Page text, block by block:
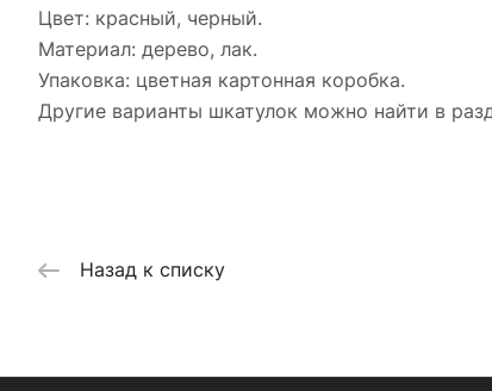
Цвет: красный, черный.
Материал: дерево, лак.
Упаковка: цветная картонная коробка.
Другие варианты шкатулок можно найти в
Назад к списку